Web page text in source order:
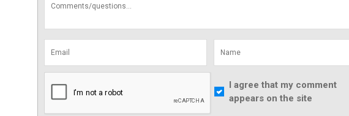
I agree that my comment
appears on the site